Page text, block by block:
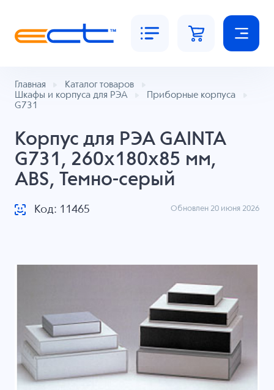
Главная
Каталог товаров
Шкафы и корпуса для РЭА
Приборные корпуса
G731
Корпус для РЭА GAINTA
G731, 260x180x85 мм,
ABS, Темно-серый
Код: 11465 Обновлен 20 июня 2026